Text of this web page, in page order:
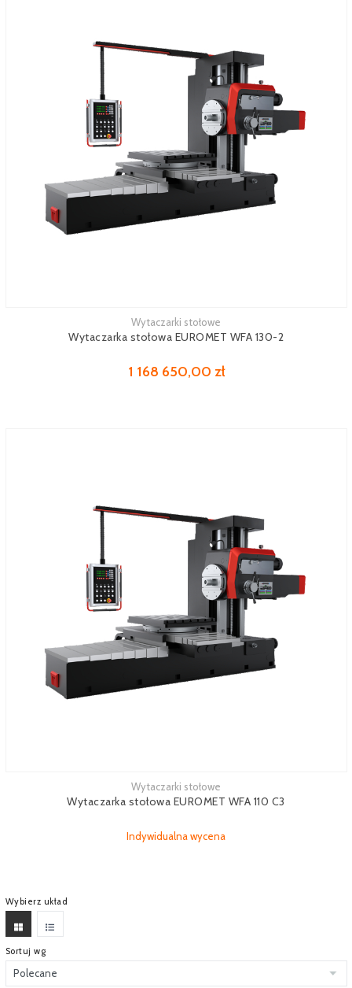
Wytaczarki stołowe
Wytaczarka stołowa EUROMET WFA 130-2
1 168 650,00 zł
Wytaczarki stołowe
Wytaczarka stołowa EUROMET WFA 110 C3
Indywidualna wycena
Wybierz układ
Sortuj wg